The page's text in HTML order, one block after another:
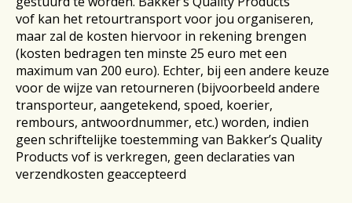
vof kan het retourtransport voor jou organiseren,
maar zal de kosten hiervoor in rekening brengen
(kosten bedragen ten minste 25 euro met een
maximum van 200 euro). Echter, bij een andere keuze
voor de wijze van retourneren (bijvoorbeeld andere
transporteur, aangetekend, spoed, koerier,
rembours, antwoordnummer, etc.) worden, indien
geen schriftelijke toestemming van Bakker’s Quality
Products vof is verkregen, geen declaraties van
verzendkosten geaccepteerd